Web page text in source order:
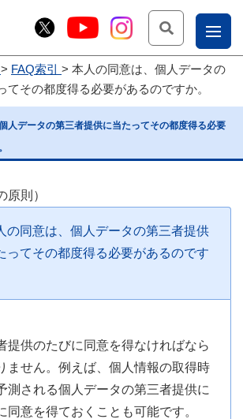
お
問
じょ
ー部
FAQ索引
本人の同意は、個人データの
てその都度得る必要があるのですか。
人データの第三者提供に当たってその都度得る必要
則）
の同意は、個人データの第三者提供
ってその都度得る必要があるのです
提供のたびに同意を得なければなら
ません。例えば、個人情報の取得時
測される個人データの第三者提供に
同意を得ておくことも可能です。